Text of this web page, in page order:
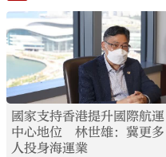
國家支持香港提升國際航運
中心地位 林世雄：冀更多
人投身海運業